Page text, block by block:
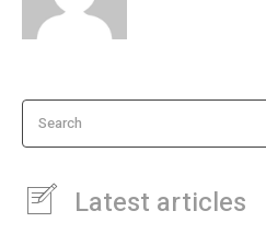
Search
Latest articles